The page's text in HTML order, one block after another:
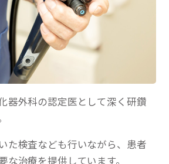
器外科の認定医として深く研鑽
た検査なども行いながら、患者
な治療を提供しています。